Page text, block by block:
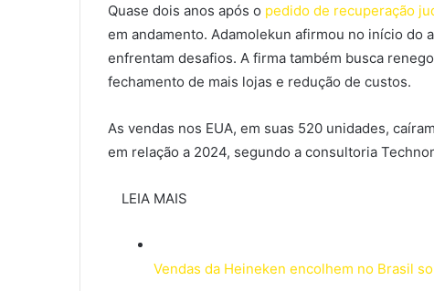
Quase dois anos após o pedido de recuperação
em andamento. Adamolekun afirmou no início do
enfrentam desafios. A firma também busca
fechamento de mais lojas e redução de custos.
As vendas nos EUA, em suas 520 unidades,
em relação a 2024, segundo a consultoria
LEIA MAIS
Vendas da Heineken encolhem no Brasil